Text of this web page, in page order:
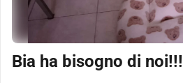
Bia ha bisogno di noi!!!